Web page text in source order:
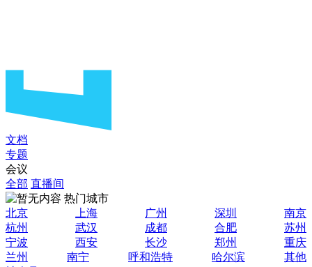
文档
专题
会议
全部 直播间
热门城市
北京
上海 广州 深圳
南京
杭州
武汉 成都 合肥
苏州
宁波
西安 长沙 郑州
重庆
兰州
南宁 呼和浩特 哈尔滨
其他